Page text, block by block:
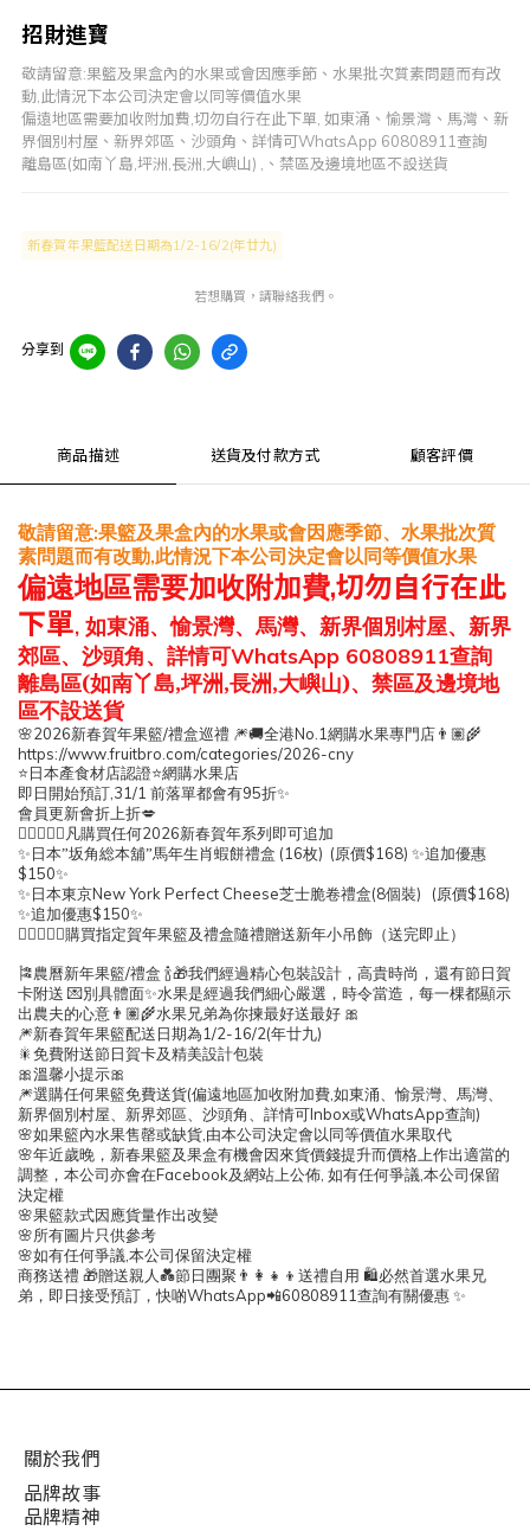
招財進寶
敬請留意:果籃及果盒內的水果或會因應季節、水果批次質素問題而有改
動,此情況下本公司決定會以同等價值水果
偏遠地區需要加收附加費,切勿自行在此下單, 如東涌、愉景灣、馬灣、新
界個別村屋、新界郊區、沙頭角、詳情可WhatsApp 60808911查詢
離島區(如南丫島,坪洲,長洲,大嶼山) ,、禁區及邊境地區不設送貨
新春賀年果籃配送日期為1/2-16/2(年廿九)
若想購買，請聯絡我們。
分享到
商品描述 送貨及付款方式 顧客評價
敬請留意:果籃及果盒內的水果或會因應季節、水果批次質
素問題而有改動,此情況下本公司決定會以同等價值水果
偏遠地區需要加收附加費,切勿自行在此
下單, 如東涌、愉景灣、馬灣、新界個別村屋、新界
郊區、沙頭角、詳情可WhatsApp 60808911查詢
離島區(如南丫島,坪洲,長洲,大嶼山)、禁區及邊境地
區不設送貨
🌸2026新春賀年果籃/禮盒巡禮 🎆🚚全港No.1 網購水果專門店 👨🏽‍🌾
https://www.fruitbro.com/categories/2026-cny
⭐ 日本產食材店認證⭐網購水果店
即日開始預訂 ,31/1 前落單都會有95折✨
會員更新會折上折💋
👉🏻👉🏻🤩 凡購買任何2026新春賀年系列即可追加
✨ 日本”坂角総本舖”馬年生肖蝦餅禮盒 (16枚) (原價$168) ✨追加優惠
$150✨
✨ 日本東京New York Perfect Cheese芝士脆卷禮盒(8個裝) (原價$168)
✨追加優惠$150✨
👉🏻👉🏻🤩購買指定賀年果籃及禮盒隨禮贈送新年小吊飾（送完即止）
🎏農曆新年果籃/禮盒 🍾🎁我們經過精心包裝設計，高貴時尚，還有節日賀
卡附送 💌別具體面✨水果是經過我們細心嚴選，時令當造，每一棵都顯示
出農夫的心意 👨🏽🌾水果兄弟為你揀最好送最好 🎀
🎆新春賀年果籃配送日期為 1/2-16/2(年廿九)
🎇 免費附送節日賀卡及精美設計包裝
🎀溫馨小提示🎀
🎆選購任何果籃免費送貨(偏遠地區加收附加費 如東涌、愉景灣、馬灣、
新界個別村屋、新界郊區、沙頭角、詳情可Inbox或WhatsApp查詢)
🌸如果籃內水果售罄或缺貨 由本公司決定會以同等價值水果取代
🌸年近歲晚，新春果籃及果盒有機會因來貨價錢提升而價格上作出適當的
調整，本公司亦會在Facebook及網站上公佈 如有任何爭議 本公司保留
決定權
🌸果籃款式因應貨量作出改變
🌸所有圖片只供參考
🌸如有任何爭議 本公司保留決定權
商務送禮 🎁贈送親人💑節日團聚 👨👩👧👦 送禮自用 🛍必然首選水果兄
弟，即日接受預訂，快啲WhatsApp📲60808911 查詢有關優惠 ✨
關於我們
品牌故事
品牌精神